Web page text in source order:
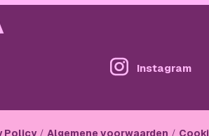
Instagram
Policy Algemene voorwaarden